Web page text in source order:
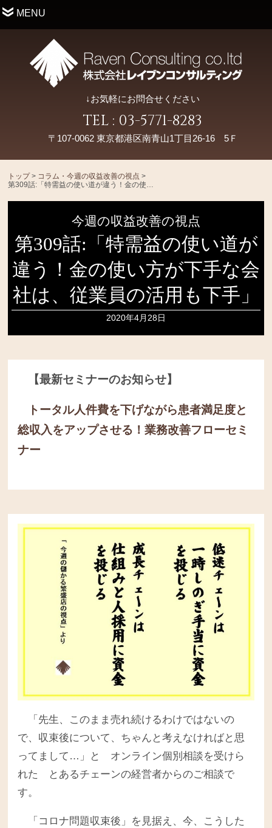
MENU
↓お気軽にお問合せください
TEL : 03-5771-8283
〒107-0062 東京都港区南青山1丁目26-16 5Ｆ
トップ> コラム・今週の収益改善の視点 >
今週の収益改善の視点
第309話:「特需益の使い道が
違う！金の使い方が下手な会
社は、従業員の活用も下手」
2020年4月28日
【最新セミナーのお知らせ】
トータル人件費を下げながら患者満足度と
総収入をアップさせる！業務改善フローセミ
ナー
「先生、このまま売れ続けるわけではないの
で、収束後について、ちゃんと考えなければと思
ってまして…」と オンライン個別相談を受けら
れた とあるチェーンの経営者からのご相談で
す。
「コロナ問題収束後」を見据え、今、こうした